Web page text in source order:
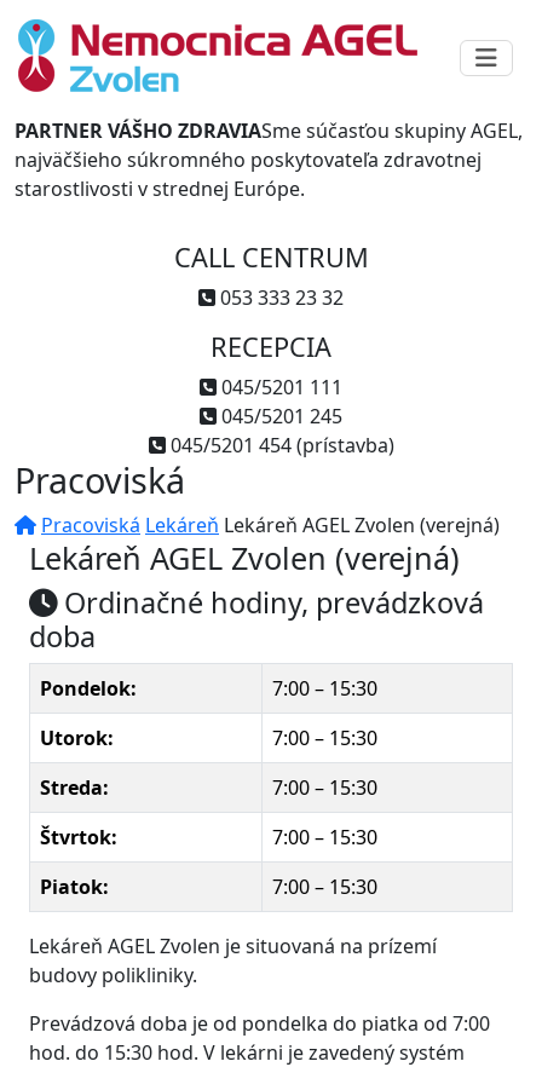
PARTNER VÁŠHO ZDRAVIASme súčasťou skupiny AGEL,
najväčšieho súkromného poskytovateľa zdravotnej
starostlivosti v strednej Európe.
CALL CENTRUM
053 333 23 32
RECEPCIA
045/5201 111
045/5201 245
045/5201 454 (prístavba)
Pracoviská
Pracoviská Lekáreň Lekáreň AGEL Zvolen (verejná)
Lekáreň AGEL Zvolen (verejná)
Ordinačné hodiny, prevádzková
doba
Pondelok:
7:00 – 15:30
Utorok:
7:00 – 15:30
Streda:
7:00 – 15:30
Štvrtok:
7:00 – 15:30
Piatok:
7:00 – 15:30
Lekáreň AGEL Zvolen je situovaná na prízemí
budovy polikliniky.
Prevádzová doba je od pondelka do piatka od 7:00
hod. do 15:30 hod. V lekárni je zavedený systém